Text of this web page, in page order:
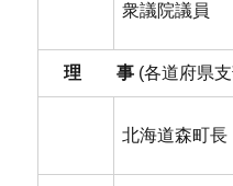
衆議院議員
理 事 (各道府県
北海道森町長